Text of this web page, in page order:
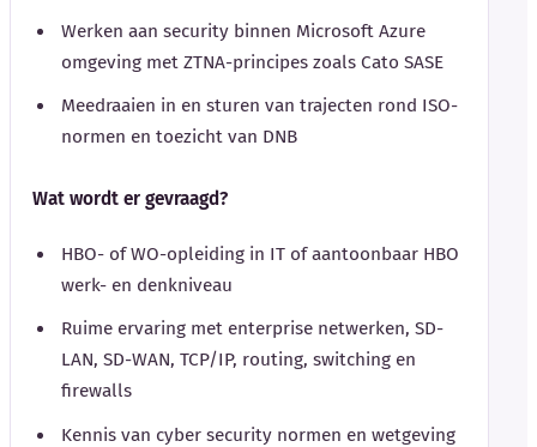
Werken aan security binnen Microsoft Azure
omgeving met ZTNA-principes zoals Cato SASE
Meedraaien in en sturen van trajecten rond ISO-
normen en toezicht van DNB
Wat wordt er gevraagd?
HBO- of WO-opleiding in IT of aantoonbaar HBO
werk- en denkniveau
Ruime ervaring met enterprise netwerken, SD-
LAN, SD-WAN, TCP/IP, routing, switching en
firewalls
Kennis van cyber security normen en wetgeving